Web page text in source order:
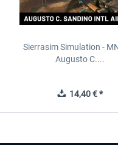
Sierrasim Simulation -
Augusto C....
14,40 € *